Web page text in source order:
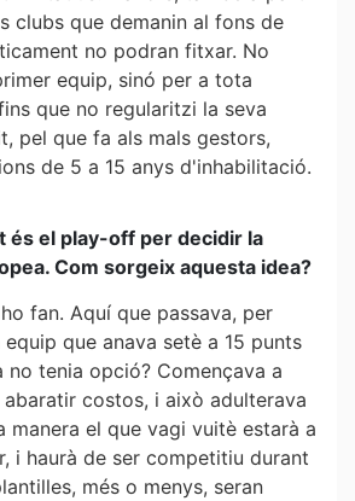
clubs que demanin al fons de
no podran fitxar. No
equip, sinó per a tota
que no regularitzi la seva
pel que fa als mals gestors,
de 5 a 15 anys d'inhabilitació.
és el play-off per decidir la
Com sorgeix aquesta idea?
fan. Aquí que passava, per
que anava setè a 15 punts
tenia opció? Començava a
costos, i això adulterava
manera el que vagi vuitè estarà a
i haurà de ser competitiu durant
més o menys, seran